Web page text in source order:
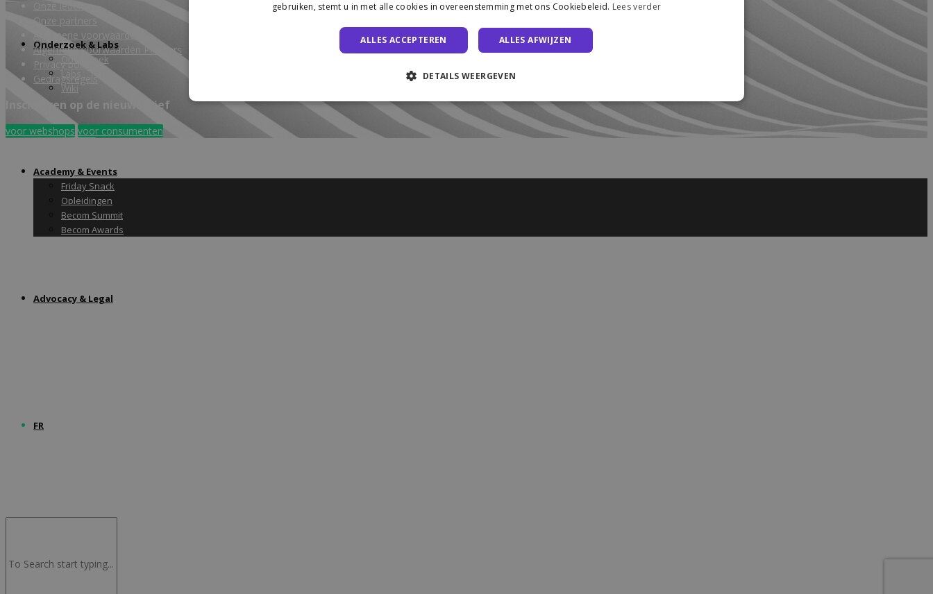
Onderzoek & Labs
Onderzoek
Wiki
Academy & Events
Friday Snack
Opleidingen
Becom Summit
Becom Awards
Advocacy & Legal
FR
Onze partners
Algemene voorwaarden
Algemene voorwaarden Partners
Privacy policy
Gedragsregels
Inschrijven op de nieuwsbrief
voor webshops voor consumenten
gebruiken, stemt u in met alle cookies in overeenstemming met ons Cookiebeleid. Lees verder
ALLES ACCEPTEREN ALLES AFWIJZEN
DETAILS WEERGEVEN